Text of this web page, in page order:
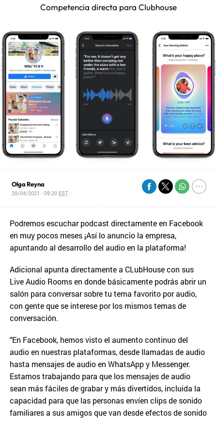
Competencia directa para Clubhouse
Olga Reyna
20/04/2021 - 09:20 EST
Podremos escuchar podcast directamente en Facebook
en muy pocos meses ¡Así lo anuncio la empresa,
apuntando al desarrollo del audio en la plataforma!
Adicional apunta directamente a CLubHouse con sus
Live Audio Rooms en donde básicamente podrás abrir un
salón para conversar sobre tu tema favorito por audio,
con gente que se interese por los mismos temas de
conversación.
"En Facebook, hemos visto el aumento continuo del
audio en nuestras plataformas, desde llamadas de audio
hasta mensajes de audio en WhatsApp y Messenger.
Estamos trabajando para que los mensajes de audio
sean más fáciles de grabar y más divertidos, incluida la
capacidad para que las personas envíen clips de sonido
familiares a sus amigos que van desde efectos de sonido